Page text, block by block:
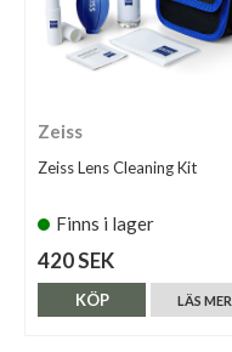
Zeiss
Zeiss Lens Cleaning Kit
Finns i lager
420 SEK
LÄS MER
KÖP